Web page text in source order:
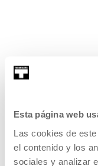
Esta página web
Las cookies de
el contenido y los
sociales y analizar